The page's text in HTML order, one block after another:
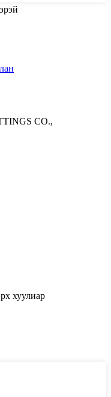
CO.,
хуулиар